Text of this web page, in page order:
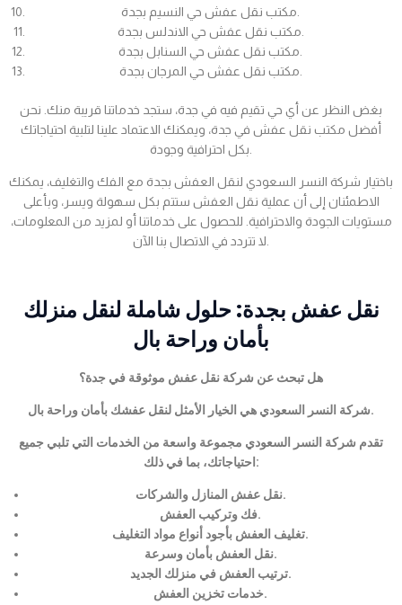
بغض النظر عن أي حي تقيم فيه في جدة، ستجد خدماتنا قريبة منك. نحن
أفضل مكتب نقل عفش في جدة، ويمكنك الاعتماد علينا لتلبية احتياجاتك
باختيار شركة النسر السعودي لنقل العفش بجدة مع الفك والتغليف، يمكنك
الاطمئنان إلى أن عملية نقل العفش ستتم بكل سهولة ويسر، وبأعلى
مستويات الجودة والاحترافية. للحصول على خدماتنا أو لمزيد من المعلومات،
نقل عفش بجدة: حلول شاملة لنقل منزلك
بأمان وراحة بال
هل تبحث عن شركة نقل عفش موثوقة في جدة؟
شركة النسر السعودي هي الخيار الأمثل لنقل عفشك بأمان وراحة بال.
تقدم شركة النسر السعودي مجموعة واسعة من الخدمات التي تلبي جميع
احتياجاتك، بما في ذلك:
نقل عفش المنازل والشركات.
فك وتركيب العفش.
تغليف العفش بأجود أنواع مواد التغليف.
نقل العفش بأمان وسرعة.
ترتيب العفش في منزلك الجديد.
خدمات تخزين العفش.